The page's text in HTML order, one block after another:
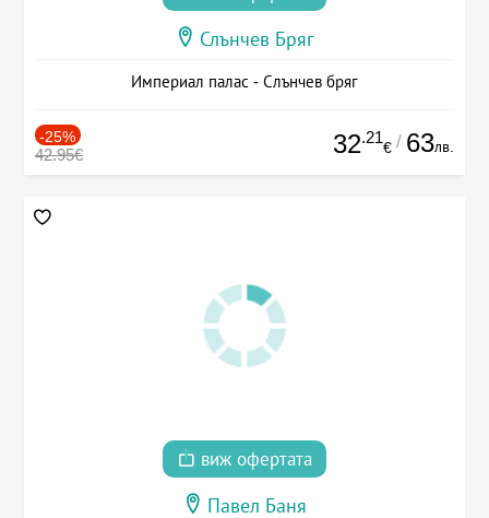
Слънчев Бряг
Империал палас - Слънчев бряг
-25%
42.95€ 32.21
€ / 63лв.
виж офертата
Павел Баня